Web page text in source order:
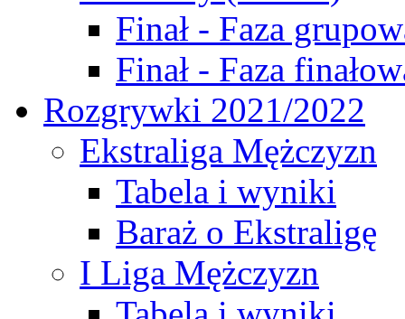
Finał - Faza
Finał - Faza
Rozgrywki 2021/2022
Ekstraliga Mężczyzn
Tabela i wyniki
Baraż o Ekstraligę
I Liga Mężczyzn